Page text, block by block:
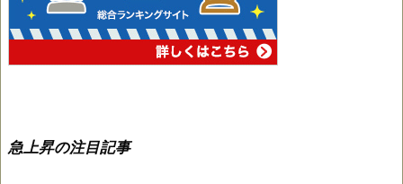
急上昇の注目記事